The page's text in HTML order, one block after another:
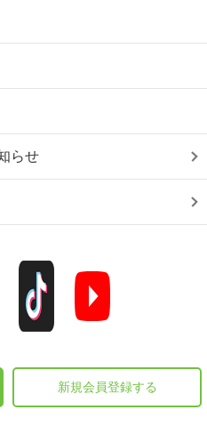
らせ
新規会員登録する